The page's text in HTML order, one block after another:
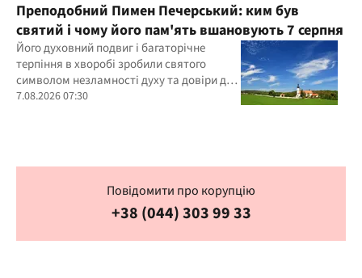
Преподобний Пимен Печерський: ким був
святий і чому його пам'ять вшановують 7 серпня
Його духовний подвиг і багаторічне
терпіння в хворобі зробили святого
символом незламності духу та довіри до
Бога
7.08.2026 07:30
Повідомити про корупцію
+38 (044) 303 99 33